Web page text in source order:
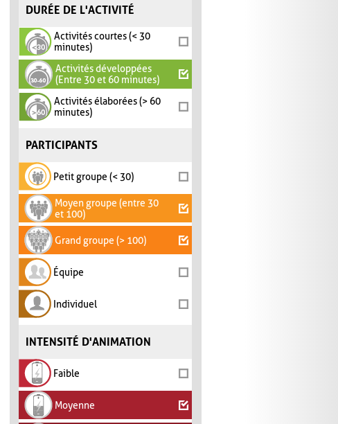
DURÉE DE L'ACTIVITÉ
Activités courtes (< 30
minutes)
Activités développées
(Entre 30 et 60 minutes)
Activités élaborées (> 60
minutes)
PARTICIPANTS
Petit groupe (< 30)
Moyen groupe (entre 30
et 100)
Grand groupe (> 100)
Équipe
Individuel
INTENSITÉ D'ANIMATION
Faible
Moyenne